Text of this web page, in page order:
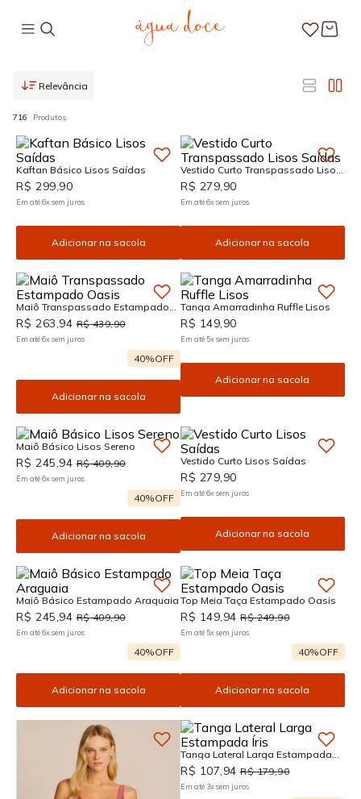
Relevância
716 Produtos
Kaftan Básico Lisos Saídas
R$ 299,90
Em até6xsem juros
Adicionar na sacola
Vestido Curto Transpassado Lisos
Saídas
R$ 279,90
Em até6xsem juros
Adicionar na sacola
Maiô Transpassado Estampado
Oasis
R$ 263,94 R$ 439,90
Em até6xsem juros
40%OFF
Adicionar na sacola
Tanga Amarradinha Ruffle Lisos
R$ 149,90
Em até 5xsem juros
Adicionar na sacola
Maiô Básico Lisos Sereno
R$ 245,94 R$ 409,90
Em até6xsem juros
40%OFF
Adicionar na sacola
Vestido Curto Lisos Saídas
R$ 279,90
Em até6xsem juros
Adicionar na sacola
Maiô Básico Estampado Araguaia
R$ 245,94 R$ 409,90
Em até6xsem juros
40%OFF
Adicionar na sacola
Top Meia Taça Estampado Oasis
R$ 149,94 R$ 249,90
Em até 5xsem juros
40%OFF
Adicionar na sacola
Tanga Lateral Larga Estampada
Íris
R$ 107,94 R$ 179,90
Em até 3xsem juros